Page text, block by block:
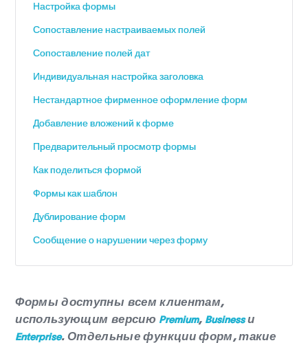
Настройка формы
Сопоставление настраиваемых полей
Сопоставление полей дат
Индивидуальная настройка заголовка
Нестандартное фирменное оформление форм
Добавление вложений к форме
Предварительный просмотр формы
Как поделиться формой
Формы как шаблон
Дублирование форм
Сообщение о нарушении через форму
Формы доступны всем клиентам,
использующим версию Premium, Businessи
Enterprise. Отдельные функции форм, такие